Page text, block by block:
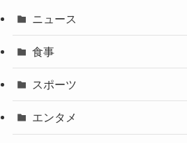
ニュース
食事
スポーツ
エンタメ